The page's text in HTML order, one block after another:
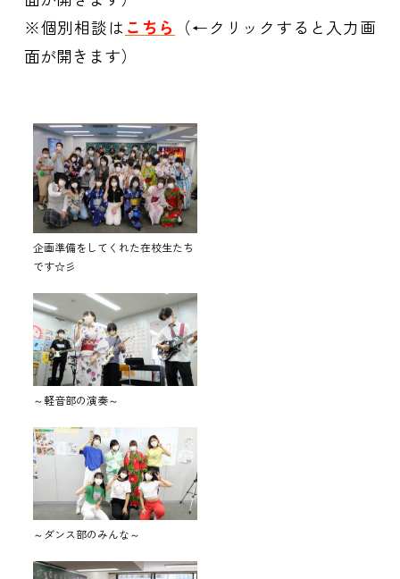
※個別相談は こちら
（←クリックすると入力画
面が開きます）
企画準備をしてくれた在校生たち
です☆彡
～軽音部の演奏～
～ダンス部のみんな～